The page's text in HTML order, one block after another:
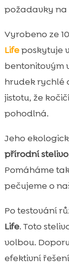
požadavky na
Vyrobeno ze
Lifeposkytuje
bentonitovým
hrudek rychlé
jistotu, že
pohodlná.
Jeho
přírodní stelivo
Pomáháme
pečujeme o
Po testování
Life. Toto
volbou.
efektivní